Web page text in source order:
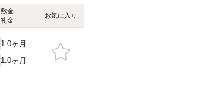
敷金
礼金
お気に入り
1.0ヶ月
1.0ヶ月